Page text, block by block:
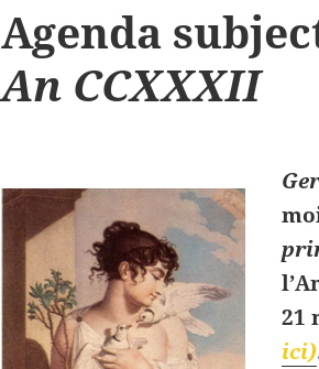
Agenda
An CCXXXII
21
ici)